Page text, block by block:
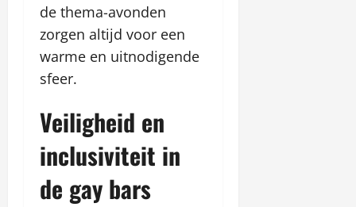
de thema-avonden
zorgen altijd voor een
warme en uitnodigende
sfeer.
Veiligheid en
inclusiviteit in
de gay bars